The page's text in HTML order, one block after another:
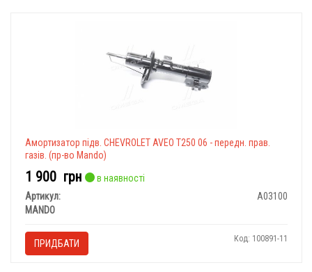
Амортизатор підв. CHEVROLET AVEO T250 06 - передн. прав.
газів. (пр-во Mando)
1 900 грн
в наявності
Артикул:
A03100
MANDO
ПРИДБАТИ Код: 100891-11